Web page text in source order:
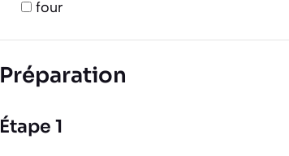
four
Préparation
Étape 1